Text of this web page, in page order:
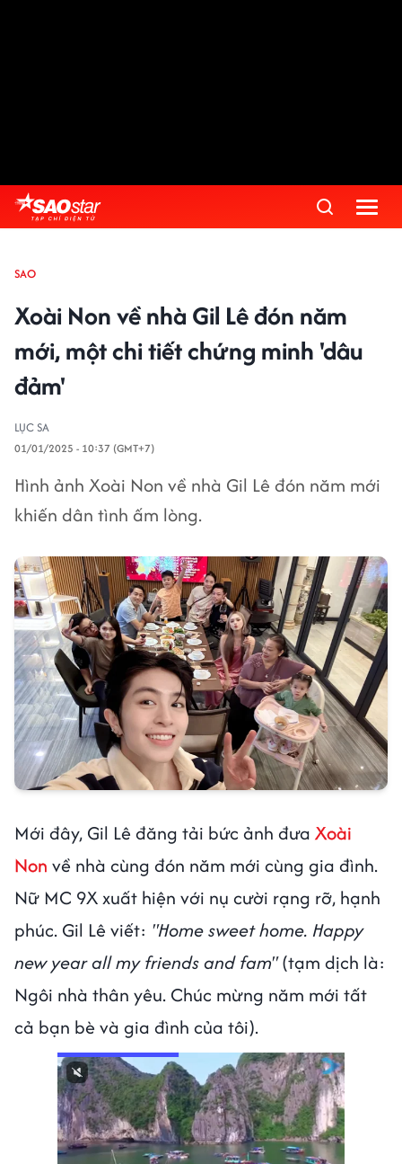
SAO
Xoài Non về nhà Gil Lê đón năm
mới, một chi tiết chứng minh 'dâu
đảm'
LỤC SA
01/01/2025 - 10:37 (GMT+7)
Hình ảnh Xoài Non về nhà Gil Lê đón năm mới
khiến dân tình ấm lòng.
Mới đây, Gil Lê đăng tải bức ảnh đưa Xoài
Non về nhà cùng đón năm mới cùng gia đình.
Nữ MC 9X xuất hiện với nụ cười rạng rỡ, hạnh
phúc. Gil Lê viết: "Home sweet home. Happy
new year all my friends and fam"(tạm dịch là:
Ngôi nhà thân yêu. Chúc mừng năm mới tất
cả bạn bè và gia đình của tôi).